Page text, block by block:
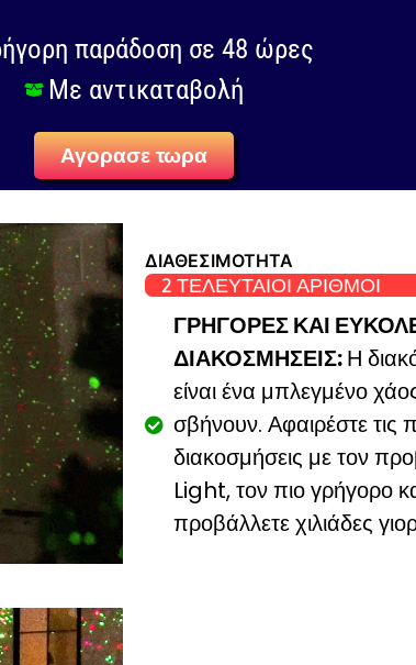
παράδοση σε 48 ώρες
Με αντικαταβολή
Αγορασε τωρα
ΔΙΑΘΕΣΙΜΟΤΗΤΑ
2 ΤΕΛΕΥΤΑΙΟΙ ΑΡΙΘΜΟΙ
ΓΡΗΓΟΡΕΣ ΚΑΙ
ΔΙΑΚΟΣΜΗΣΕΙΣ:Η
είναι ένα μπλεγμένο
σβήνουν. Αφαιρέστε τις
διακοσμήσεις με τον
Light, τον πιο γρήγορο
προβάλλετε χιλιάδες